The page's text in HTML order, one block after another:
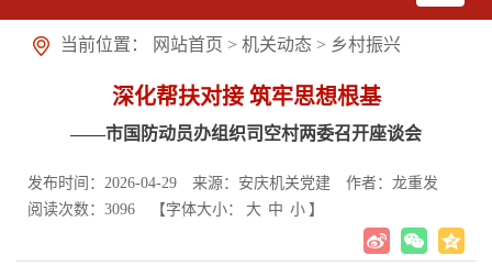
当前位置： 网站首页 > 机关动态 > 乡村振兴
深化帮扶对接 筑牢思想根基
——市国防动员办组织司空村两委召开座谈会
发布时间：2026-04-29 来源：安庆机关党建
作者：龙重发
阅读次数： 3096 【字体大小： 大 中 小 】